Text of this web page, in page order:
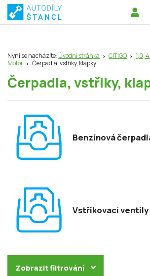
Nyní se nacházíte: Úvodní stránka CITIGO 1,0,
Motor
Čerpadla, vstřiky, klapky
Čerpadla, vstřiky,
Benzínová
Vstřikovací ventily
Zobrazit filtrování